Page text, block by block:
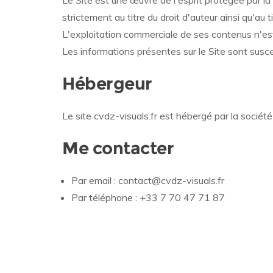
strictement au titre du droit d'auteur ainsi qu'au
L'exploitation commerciale de ses contenus
Les informations présentes sur le Site sont
Hébergeur
Le site cvdz-visuals.fr est hébergé par la
Me contacter
Par email : contact@cvdz-visuals.fr
Par téléphone : +33 7 70 47 71 87